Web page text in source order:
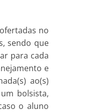
no
sendo que
para cada
e
ao(s)
bolsista,
o aluno